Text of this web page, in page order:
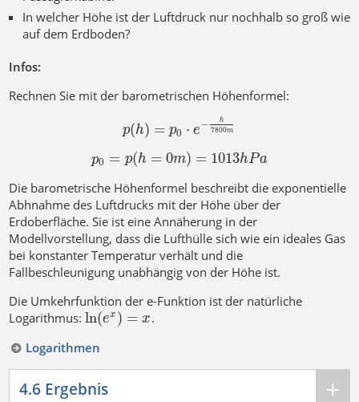
In welcher Höhe ist der Luftdruck nur nochhalb so groß wie
auf dem Erdboden?
Infos:
Rechnen Sie mit der barometrischen Höhenformel:
p(h) = p0 ⋅ e− h
7800m
p0 = p(h = 0m) = 1013hPa
Die barometrische Höhenformel beschreibt die exponentielle
Abhnahme des Luftdrucks mit der Höhe über der
Erdoberfläche. Sie ist eine Annäherung in der
Modellvorstellung, dass die Lufthülle sich wie ein ideales Gas
bei konstanter Temperatur verhält und die
Fallbeschleunigung unabhängig von der Höhe ist.
Die Umkehrfunktion der e-Funktion ist der natürliche
Logarithmus:ln(ex ) = x.
Logarithmen
4.6 Ergebnis